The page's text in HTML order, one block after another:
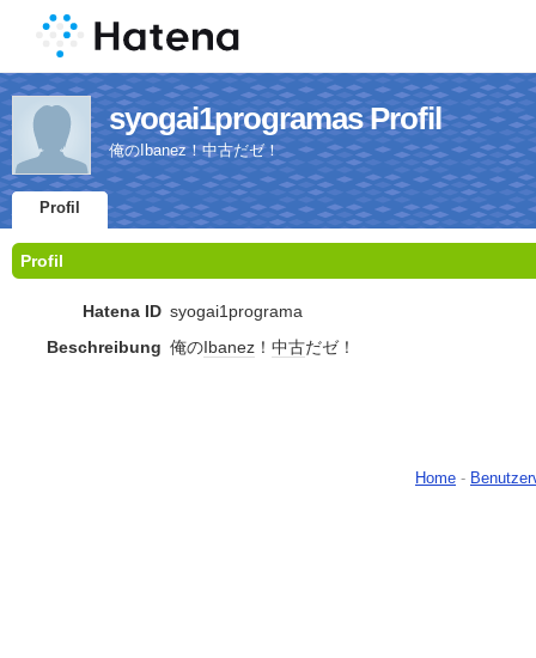
syogai1programas Profil
俺のIbanez！中古だゼ！
Profil
Profil
Hatena ID syogai1programa
Beschreibung 俺のIbanez ！ 中古だゼ！
Home -